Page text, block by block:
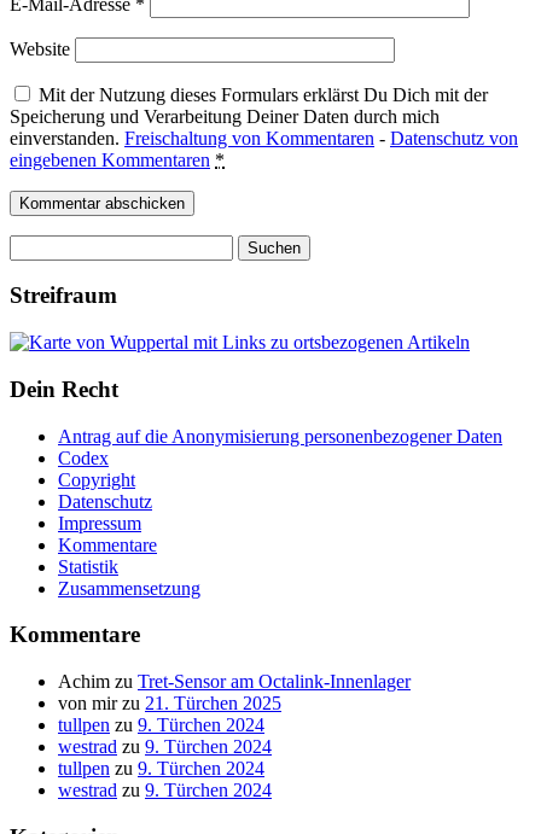
Website
Mit der Nutzung dieses Formulars erklärst Du Dich mit der
Speicherung und Verarbeitung Deiner Daten durch mich
einverstanden. Freischaltung von Kommentaren - Datenschutz von
eingebenen Kommentaren *
nach:
Streifraum
Dein Recht
Antrag auf die Anonymisierung personenbezogener Daten
Codex
Copyright
Datenschutz
Impressum
Kommentare
Statistik
Zusammensetzung
Kommentare
Achim zu Tret-Sensor am Octalink-Innenlager
von mirzu 21. Türchen 2025
tullpen zu 9. Türchen 2024
westrad zu 9. Türchen 2024
tullpen zu 9. Türchen 2024
westrad zu 9. Türchen 2024